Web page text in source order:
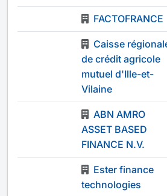
FACTOFRANCE
Caisse
de crédit agricole
mutuel d'Ille-et-
Vilaine
ABN AMRO
ASSET BASED
FINANCE N.V.
Ester finance
technologies